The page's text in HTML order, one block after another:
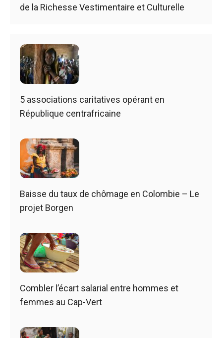
de la Richesse Vestimentaire et Culturelle
5 associations caritatives opérant en
République centrafricaine
Baisse du taux de chômage en Colombie – Le
projet Borgen
Combler l’écart salarial entre hommes et
femmes au Cap-Vert